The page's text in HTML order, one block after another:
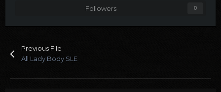
Followers 0
Previous File
All Lady Body SLE